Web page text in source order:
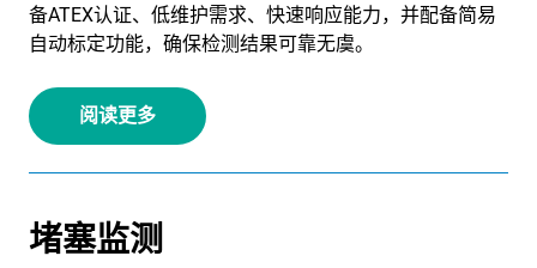
备ATEX认证、低维护需求、快速响应能力，并配备简易
自动标定功能，确保检测结果可靠无虞。
阅读更多
堵塞监测